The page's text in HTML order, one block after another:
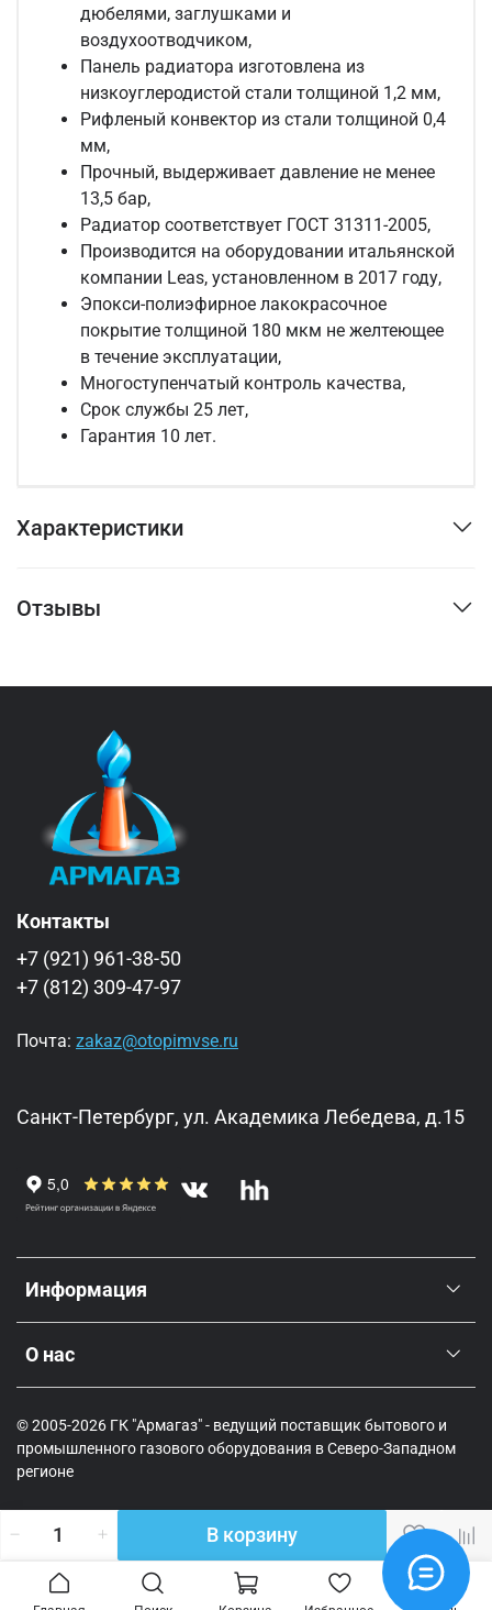
В корзину
дюбелями, заглушками и
воздухоотводчиком,
Панель радиатора изготовлена из
низкоуглеродистой стали толщиной 1,2 мм,
Рифленый конвектор из стали толщиной 0,4
мм,
Прочный, выдерживает давление не менее
13,5 бар,
Радиатор соответствует ГОСТ 31311-2005,
Производится на оборудовании итальянской
компании Leas, установленном в 2017 году,
Эпокси-полиэфирное лакокрасочное
покрытие толщиной 180 мкм не желтеющее
в течение эксплуатации,
Многоступенчатый контроль качества,
Срок службы 25 лет,
Гарантия 10 лет.
Характеристики
Отзывы
Информация
О нас
Контакты
+7 (921) 961-38-50
+7 (812) 309-47-97
Почта: zakaz@otopimvse.ru
Санкт-Петербург, ул. Академика Лебедева, д.15
© 2005-2026 ГК "Армагаз" - ведущий поставщик бытового и
промышленного газового оборудования в Северо-Западном
регионе